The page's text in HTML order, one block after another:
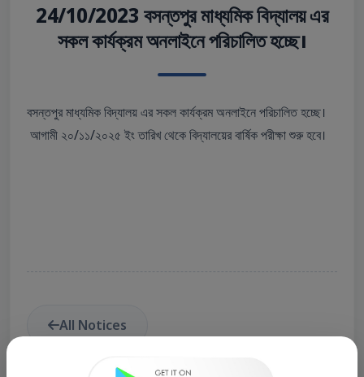
24/10/2023 বসন্তপুর মাধ্যমিক বিদ্যালয় এর
সকল কার্যক্রম অনলাইনে পরিচালিত হচ্ছে।
বসন্তপুর মাধ্যমিক বিদ্যালয় এর সকল কার্যক্রম অনলাইনে পরিচালিত হচ্ছে।
আগামী ২০/১১/২০২৫ ইং তারিখ থেকে বিদ্যালয়ের বার্ষিক পরীক্ষা শুরু হবে।
All Notices
Download Official PDF